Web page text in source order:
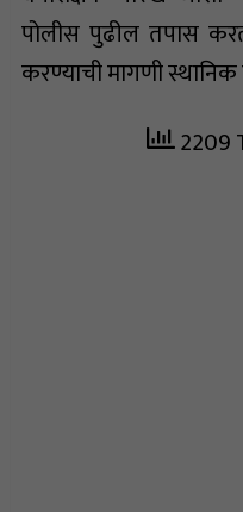
पोलीस पुढील तपास
करण्याची मागणी
2209